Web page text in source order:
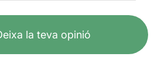
la teva opinió